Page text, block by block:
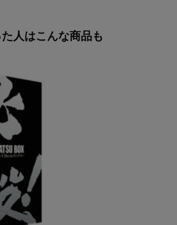
人はこんな商品も